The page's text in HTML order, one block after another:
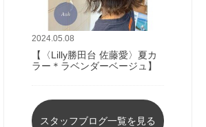
2024.05.08
【〈Lilly勝田台 佐藤愛〉夏カ
ラー＊ラベンダーベージュ】
スタッフブログ一覧を見る